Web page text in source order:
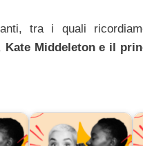
tra i quali
Kate Middeleton e il